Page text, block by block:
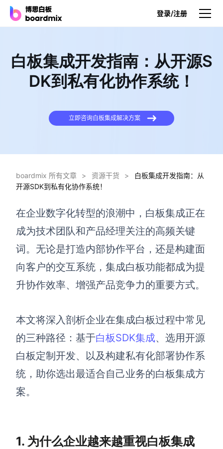
登录/注册
产品
博思白板
博思白板SDK
博思白板离线版
博思设计
一体化产品设计工具
博思AIPPT
AI生成PPT，支持在线编辑
向团队介绍
博思白板boardmix
白板集成开发指南：从开源S
DK到私有化协作系统！
立即咨询白板集成解决方案
boardmix 所有文章 > 资源干货 >
白板集成开发指南：从
开源SDK到私有化协作系统！
在企业数字化转型的浪潮中，白板集成正在
成为技术团队和产品经理关注的高频关键
词。无论是打造内部协作平台，还是构建面
向客户的交互系统，集成白板功能都成为提
升协作效率、增强产品竞争力的重要方式。
本文将深入剖析企业在集成白板过程中常见
的三种路径：基于白板SDK集成、选用开源
白板定制开发、以及构建私有化部署协作系
统，助你选出最适合自己业务的白板集成方
案。
1. 为什么企业越来越重视白板集成